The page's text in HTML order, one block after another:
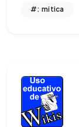
#: mitica